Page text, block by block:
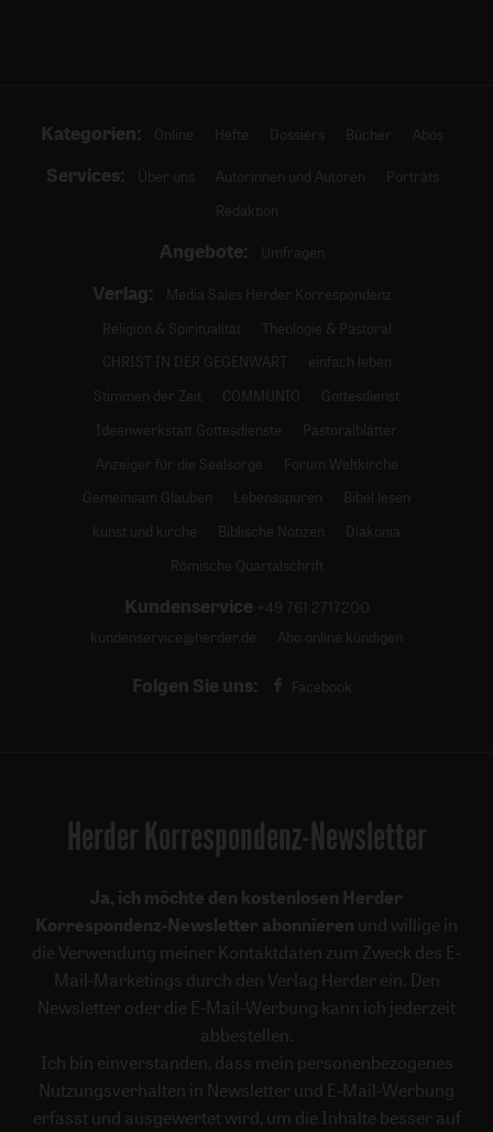
Kategorien: Online Hefte Dossiers Bücher Abos
Services: Über uns Autorinnen und Autoren
Porträts
Redaktion
Angebote: Umfragen
Verlag:
Media Sales Herder Korrespondenz
Religion & Spiritualität
Theologie & Pastoral
CHRIST IN DER GEGENWART
einfach leben
Stimmen der Zeit
COMMUNIO
Gottesdienst
Ideenwerkstatt Gottesdienste
Pastoralblätter
Anzeiger für die Seelsorge
Forum Weltkirche
Gemeinsam Glauben
Lebensspuren
Bibel lesen
kunst und kirche
Biblische Notizen
Diakonia
Römische Quartalschrift
Kundenservice +49 761 2717200
kundenservice@herder.de
Abo online kündigen
Folgen Sie uns: Facebook
Herder Korrespondenz-Newsletter
Ja, ich möchte den kostenlosen Herder
Korrespondenz-Newsletter abonnieren und willige in
die Verwendung meiner Kontaktdaten zum Zweck des E-
Mail-Marketings durch den Verlag Herder ein. Den
Newsletter oder die E-Mail-Werbung kann ich jederzeit
abbestellen.
Ich bin einverstanden, dass mein personenbezogenes
Nutzungsverhalten in Newsletter und E-Mail-Werbung
erfasst und ausgewertet wird, um die Inhalte besser auf